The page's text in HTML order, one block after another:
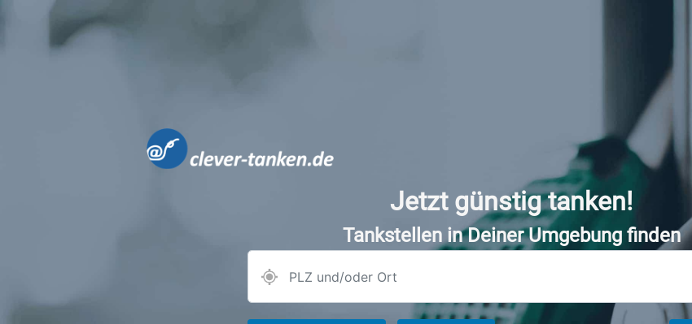
Jetzt günstig tanken!
Tankstellen in Deiner Umgebung finden